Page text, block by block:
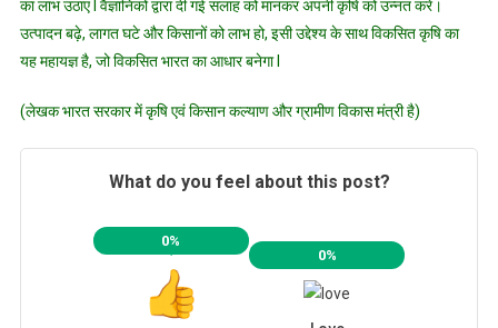
का लाभ उठाए l वैज्ञानिकों द्वारा दी गई सलाह को मानकर अपनी कृषि को उन्नत करे।
उत्पादन बढ़े, लागत घटे और किसानों को लाभ हो, इसी उद्देश्य के साथ विकसित कृषि का
यह महायज्ञ है, जो विकसित भारत का आधार बनेगा l
(लेखक भारत सरकार में कृषि एवं किसान कल्याण और ग्रामीण विकास मंत्री है)
What do you feel about this post?
0%
0%